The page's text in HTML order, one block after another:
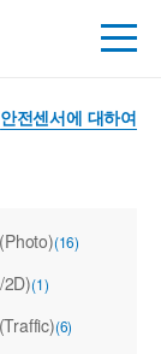
안전센서에 대하여
(16)
(1)
(6)